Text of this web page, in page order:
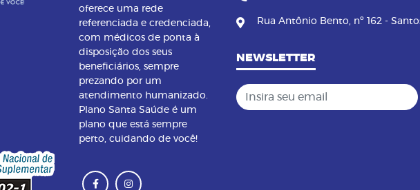
O Plano Santa Saúde
oferece uma rede
referenciada e credenciada,
com médicos de ponta à
disposição dos seus
beneficiários, sempre
prezando por um
atendimento humanizado.
Plano Santa Saúde é um
perto, cuidando de você!
Marque Sua Consulta
Rua Antônio Bento, nº 162 -
NEWSLETTER